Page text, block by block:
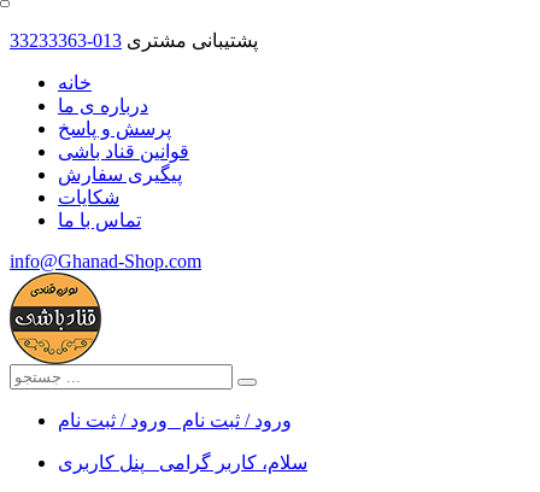
33233363-013 پشتیبانی مشتری
خانه
درباره ی ما
پرسش و پاسخ
قوانین قناد باشی
پیگیری سفارش
شکایات
تماس با ما
info@Ghanad-Shop.com
ورود / ثبت نام ورود / ثبت نام
سلام، کاربر گرامی
پنل کاربری